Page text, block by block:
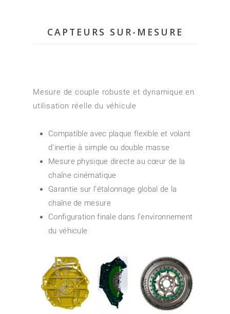
CAPTEURS SUR-MESURE
Mesure de couple robuste et dynamique en
utilisation réelle du véhicule
Compatible avec plaque flexible et volant
d’inertie à simple ou double masse
Mesure physique directe au cœur de la
chaîne cinématique
Garantie sur l’étalonnage global de la
chaîne de mesure
Configuration finale dans l’environnement
du véhicule